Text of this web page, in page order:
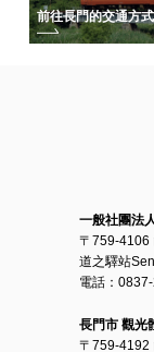
前往長門的交通方式
一般社團法
〒759-4106
道之驛站
電話：
長門市 觀光
〒759-4192